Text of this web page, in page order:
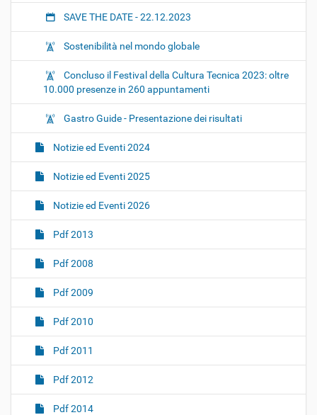
SAVE THE DATE - 22.12.2023
Sostenibilità nel mondo globale
Concluso il Festival della Cultura Tecnica 2023: oltre
10.000 presenze in 260 appuntamenti
Gastro Guide - Presentazione dei risultati
Notizie ed Eventi 2024
Notizie ed Eventi 2025
Notizie ed Eventi 2026
Pdf 2013
Pdf 2008
Pdf 2009
Pdf 2010
Pdf 2011
Pdf 2012
Pdf 2014